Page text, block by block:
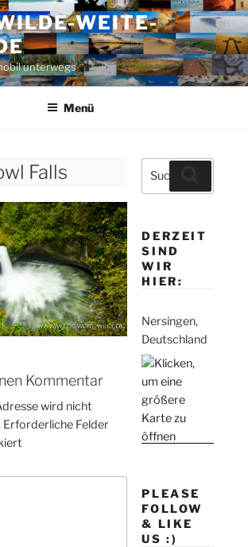
WEITE-
unterwegs
Menü
Falls
Kommentar
wird nicht
Erforderliche Felder
Suche
nach:
DERZEIT
SIND
WIR
HIER:
Nersingen,
Deutschland
PLEASE
FOLLOW
& LIKE
US :)